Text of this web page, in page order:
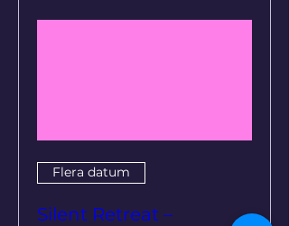
Flera datum
Silent Retreat –